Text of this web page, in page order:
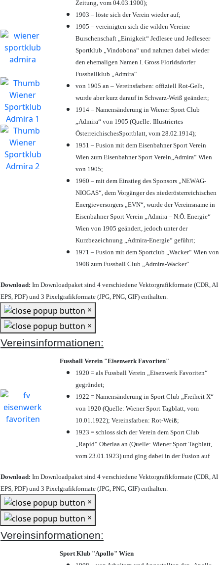
Zeitung, vom 04.03.1900);
1903 – löste sich der Verein wieder auf;
1905 – vereinigten sich die wilden Vereine
Burschenschaft „Einigkeit“ Jedlesee und Jedleseer
Sportklub „Vindobona“ und nahmen dabei wieder
den ehemaligen Namen I. Gross Floridsdorfer
Fussballklub „Admira“
von 1905 an – Vereinsfarben: offiziell Rot-Gelb,
wurde aber kurz darauf in Schwarz-Weiß geändert;
1914 – Namensänderung in Wiener Sport Club
„Admira“ von 1905 (Quelle: Illustriertes
ÖsterreichischesSportblatt, vom 28.02.1914);
1951 – Fusion mit dem Eisenbahner Sport Verein
Wien zum Eisenbahner Sport Verein„Admira“ Wien
von 1905;
1960 – mit dem Einstieg des Sponsors „NEWAG-
NIOGAS“, dem Vorgänger des niederösterreichischen
Energieversorgers „EVN“, wurde der Vereinsname in
Eisenbahner Sport Verein „Admira – N.Ö. Energie“
Wien von 1905 geändert, jedoch unter der
Kurzbezeichnung „Admira-Energie“ geführt;
1971 – Fusion mit dem Sportclub „Wacker“ Wien von
1908 zum Fussball Club „Admira-Wacker“
Download: Im Downloadpaket sind 4 verschiedene Vektorgrafikformate (CDR, AI
EPS, PDF) und 3 Pixelgrafikformate (JPG, PNG, GIF) enthalten.
×
×
Vereinsinformationen:
Fussball Verein "Eisenwerk Favoriten"
1920 = als Fussball Verein „Eisenwerk Favoriten“
gegründet;
1922 = Namensänderung in Sport Club „Freiheit X“
von 1920 (Quelle: Wiener Sport Tagblatt, vom
10.01.1922); Vereinsfarben: Rot-Weiß;
1923 = schloss sich der Verein dem Sport Club
„Rapid“ Oberlaa an (Quelle: Wiener Sport Tagblatt,
vom 23.01.1923) und ging dabei in der Fusion auf
Download: Im Downloadpaket sind 4 verschiedene Vektorgrafikformate (CDR, AI
EPS, PDF) und 3 Pixelgrafikformate (JPG, PNG, GIF) enthalten.
×
×
Vereinsinformationen:
Sport Klub "Apollo" Wien